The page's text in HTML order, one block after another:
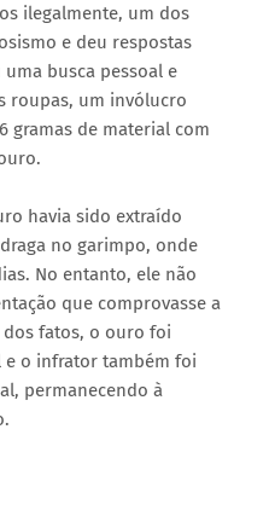
ilegalmente, um dos
e deu respostas
busca pessoal e
roupas, um invólucro
gramas de material com
havia sido extraído
no garimpo, onde
No entanto, ele não
que comprovasse a
dos fatos, o ouro foi
e o infrator também foi
permanecendo à